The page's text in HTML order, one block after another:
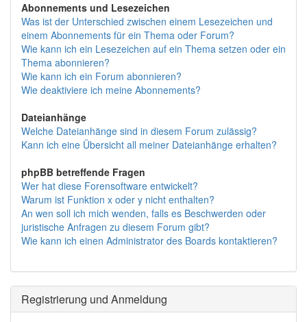
Abonnements und Lesezeichen
Was ist der Unterschied zwischen einem Lesezeichen und
einem Abonnements für ein Thema oder Forum?
Wie kann ich ein Lesezeichen auf ein Thema setzen oder ein
Thema abonnieren?
Wie kann ich ein Forum abonnieren?
Wie deaktiviere ich meine Abonnements?
Dateianhänge
Welche Dateianhänge sind in diesem Forum zulässig?
Kann ich eine Übersicht all meiner Dateianhänge erhalten?
phpBB betreffende Fragen
Wer hat diese Forensoftware entwickelt?
Warum ist Funktion x oder y nicht enthalten?
An wen soll ich mich wenden, falls es Beschwerden oder
juristische Anfragen zu diesem Forum gibt?
Wie kann ich einen Administrator des Boards kontaktieren?
Registrierung und Anmeldung